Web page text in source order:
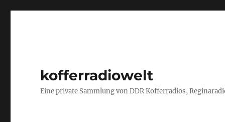
kofferradiowelt
Eine private Sammlung von DDR Kofferradios,